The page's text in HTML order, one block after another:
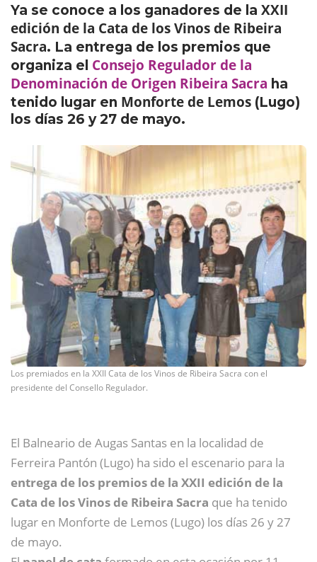
Ya se conoce a los ganadores de la XXII
edición de la Cata de los Vinos de Ribeira
Sacra. La entrega de los premios que
organiza el Consejo Regulador de la
Denominación de Origen Ribeira Sacra ha
tenido lugar en Monforte de Lemos (Lugo)
los días 26 y 27 de mayo.
Los premiados en la XXII Cata de los Vinos de Ribeira Sacra con el
presidente del Consello Regulador.
El Balneario de Augas Santas en la localidad de
Ferreira Pantón (Lugo) ha sido el escenario para la
entrega de los premios de la XXII edición de la
Cata de los Vinos de Ribeira Sacra que ha tenido
lugar en Monforte de Lemos (Lugo) los días 26 y 27
de mayo.